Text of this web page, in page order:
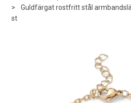
Guldfärgat rostfritt stål
st